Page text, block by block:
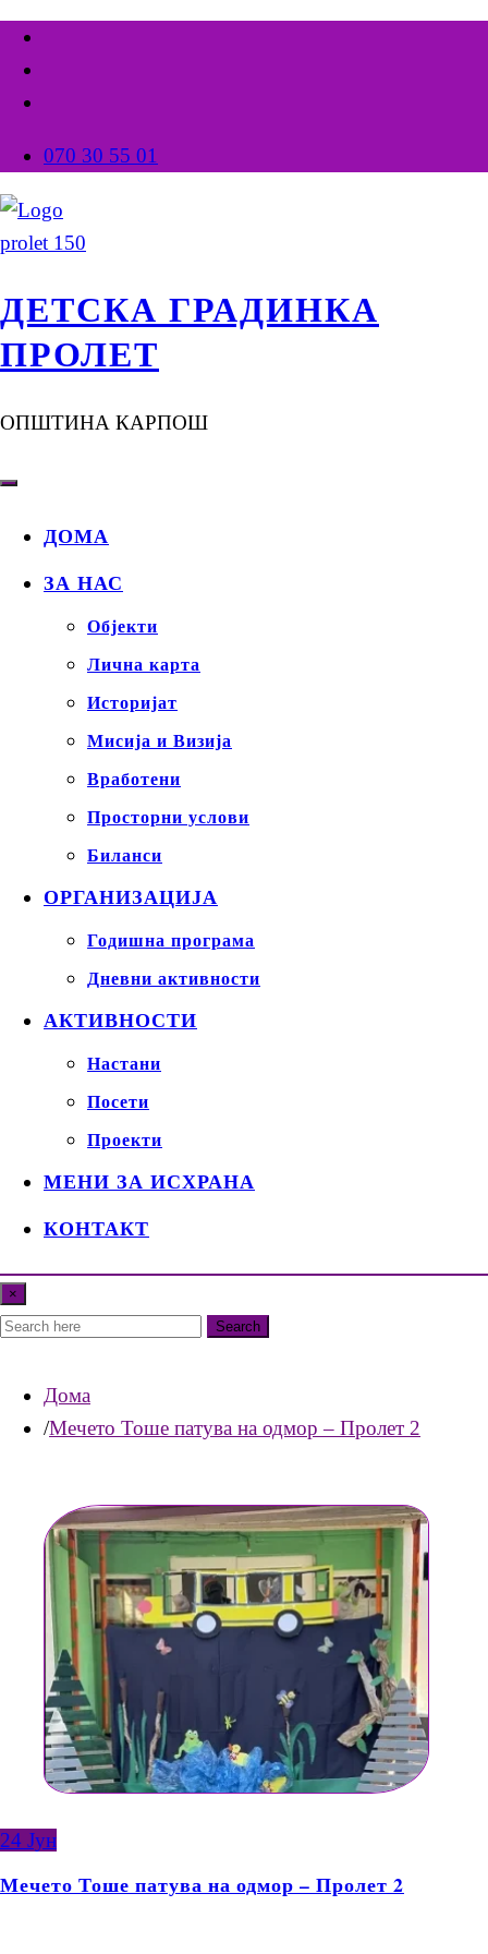
070 30 55 01
ДЕТСКА ГРАДИНКА
ПРОЛЕТ
ОПШТИНА КАРПОШ
ДОМА
ЗА НАС
Објекти
Лична карта
Историјат
Мисија и Визија
Вработени
Просторни услови
Биланси
ОРГАНИЗАЦИЈА
Годишна програма
Дневни активности
АКТИВНОСТИ
Настани
Посети
Проекти
МЕНИ ЗА ИСХРАНА
КОНТАКТ
×
Search
Дома
Мечето Тоше патува на одмор – Пролет 2
24 Јун
Мечето Тоше патува на одмор – Пролет 2